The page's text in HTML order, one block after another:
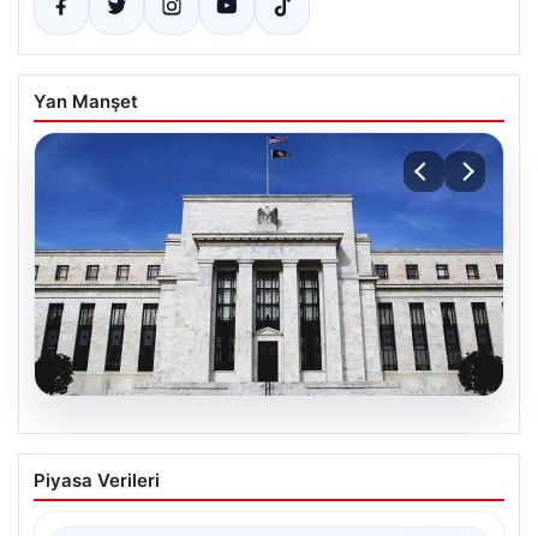
Yan Manşet
04.08.2026
Fed faizi sabit tuttu
Piyasa Verileri